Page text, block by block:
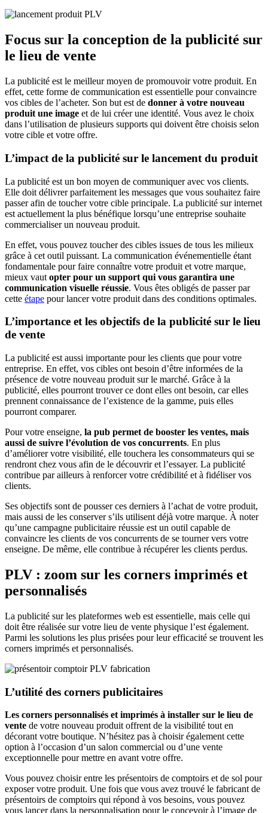
Focus sur la conception de la publicité sur
le lieu de vente
La publicité est le meilleur moyen de promouvoir votre produit. En
effet, cette forme de communication est essentielle pour convaincre
vos cibles de l’acheter. Son but est de donner à votre nouveau
produit une image et de lui créer une identité. Vous avez le choix
dans l’utilisation de plusieurs supports qui doivent être choisis selon
votre cible et votre offre.
L’impact de la publicité sur le lancement du produit
La publicité est un bon moyen de communiquer avec vos clients.
Elle doit délivrer parfaitement les messages que vous souhaitez faire
passer afin de toucher votre cible principale. La publicité sur internet
est actuellement la plus bénéfique lorsqu’une entreprise souhaite
commercialiser un nouveau produit.
En effet, vous pouvez toucher des cibles issues de tous les milieux
grâce à cet outil puissant. La communication événementielle étant
fondamentale pour faire connaître votre produit et votre marque,
mieux vaut opter pour un support qui vous garantira une
communication visuelle réussie. Vous êtes obligés de passer par
cette étape pour lancer votre produit dans des conditions optimales.
L’importance et les objectifs de la publicité sur le lieu
de vente
La publicité est aussi importante pour les clients que pour votre
entreprise. En effet, vos cibles ont besoin d’être informées de la
présence de votre nouveau produit sur le marché. Grâce à la
publicité, elles pourront trouver ce dont elles ont besoin, car elles
prennent connaissance de l’existence de la gamme, puis elles
pourront comparer.
Pour votre enseigne, la pub permet de booster les ventes, mais
aussi de suivre l’évolution de vos concurrents. En plus
d’améliorer votre visibilité, elle touchera les consommateurs qui se
rendront chez vous afin de le découvrir et l’essayer. La publicité
contribue par ailleurs à renforcer votre crédibilité et à fidéliser vos
clients.
Ses objectifs sont de pousser ces derniers à l’achat de votre produit,
mais aussi de les conserver s’ils utilisent déjà votre marque. À noter
qu’une campagne publicitaire réussie est un outil capable de
convaincre les clients de vos concurrents de se tourner vers votre
enseigne. De même, elle contribue à récupérer les clients perdus.
PLV : zoom sur les corners imprimés et
personnalisés
La publicité sur les plateformes web est essentielle, mais celle qui
doit être réalisée sur votre lieu de vente physique l’est également.
Parmi les solutions les plus prisées pour leur efficacité se trouvent les
corners imprimés et personnalisés.
L’utilité des corners publicitaires
Les corners personnalisés et imprimés à installer sur le lieu de
vente de votre nouveau produit offrent de la visibilité tout en
décorant votre boutique. N’hésitez pas à choisir également cette
option à l’occasion d’un salon commercial ou d’une vente
exceptionnelle pour mettre en avant votre offre.
Vous pouvez choisir entre les présentoirs de comptoirs et de sol pour
exposer votre produit. Une fois que vous avez trouvé le fabricant de
présentoirs de comptoirs qui répond à vos besoins, vous pouvez
vous lancer dans la personnalisation pour le concevoir à l’image de